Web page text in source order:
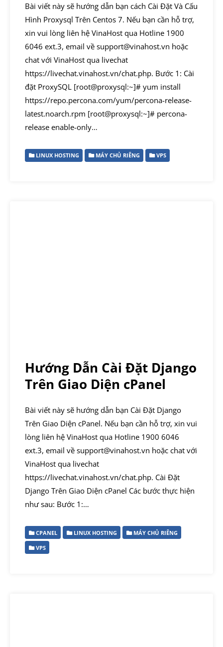
Bài viết này sẽ hướng dẫn bạn cách Cài Đặt Và Cấu
Hình Proxysql Trên Centos 7. Nếu bạn cần hỗ trợ,
xin vui lòng liên hệ VinaHost qua Hotline 1900
6046 ext.3, email về support@vinahost.vn hoặc
chat với VinaHost qua livechat
https://livechat.vinahost.vn/chat.php. Bước 1: Cài
đặt ProxySQL [root@proxysql:~]# yum install
https://repo.percona.com/yum/percona-release-
latest.noarch.rpm [root@proxysql:~]# percona-
release enable-only…
LINUX HOSTING MÁY CHỦ RIÊNG VPS
Hướng Dẫn Cài Đặt Django
Trên Giao Diện cPanel
Bài viết này sẽ hướng dẫn bạn Cài Đặt Django
Trên Giao Diện cPanel. Nếu bạn cần hỗ trợ, xin vui
lòng liên hệ VinaHost qua Hotline 1900 6046
ext.3, email về support@vinahost.vn hoặc chat với
VinaHost qua livechat
https://livechat.vinahost.vn/chat.php. Cài Đặt
Django Trên Giao Diện cPanel Các bước thực hiện
như sau: Bước 1:…
CPANEL LINUX HOSTING
MÁY CHỦ RIÊNG
VPS